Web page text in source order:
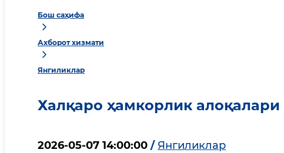
Бош саҳифа
Ахборот хизмати
Янгиликлар
Халқаро ҳамкорлик
2026-05-07 14:00:00 / Янгиликлар